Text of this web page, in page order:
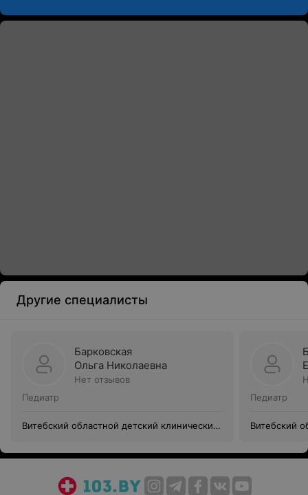
Другие специалисты
Барковская
Ольга Николаевна
Нет отзывов
Педиатр
Витебский областной детский клинический
Педиатр
Витебский